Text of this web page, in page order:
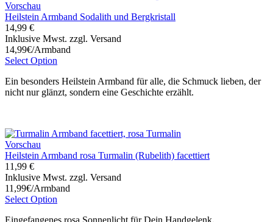
Vorschau
Heilstein Armband Sodalith und Bergkristall
14,99 €
Inklusive Mwst. zzgl. Versand
14,99€/Armband
Select Option
Ein besonders Heilstein Armband für alle, die Schmuck lieben, der
nicht nur glänzt, sondern eine Geschichte erzählt.
Vorschau
Heilstein Armband rosa Turmalin (Rubelith) facettiert
11,99 €
Inklusive Mwst. zzgl. Versand
11,99€/Armband
Select Option
Eingefangenes rosa Sonnenlicht für Dein Handgelenk.